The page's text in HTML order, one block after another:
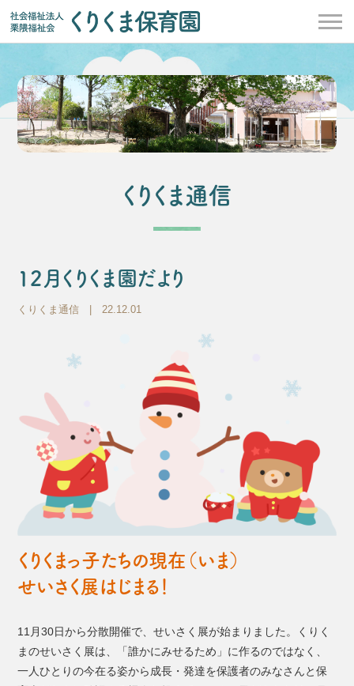
くりくま通信
12月くりくま園だより
くりくま通信 | 22.12.01
くりくまっ子たちの現在（いま）
せいさく展はじまる！
11月30日から分散開催で、せいさく展が始まりました。くりく
まのせいさく展は、「誰かにみせるため」に作るのではなく、
一人ひとりの今在る姿から成長・発達を保護者のみなさんと保